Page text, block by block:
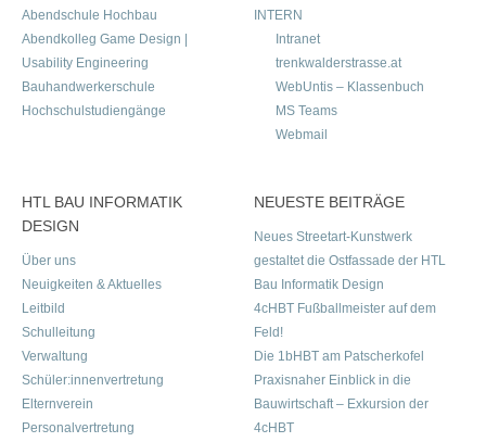
Abendschule Hochbau
Abendkolleg Game Design |
Usability Engineering
Bauhandwerkerschule
Hochschulstudiengänge
INTERN
Intranet
trenkwalderstrasse.at
WebUntis – Klassenbuch
MS Teams
Webmail
HTL BAU INFORMATIK
DESIGN
Über uns
Neuigkeiten & Aktuelles
Leitbild
Schulleitung
Verwaltung
Schüler:innenvertretung
Elternverein
Personalvertretung
NEUESTE BEITRÄGE
Neues Streetart-Kunstwerk
gestaltet die Ostfassade der HTL
Bau Informatik Design
4cHBT Fußballmeister auf dem
Feld!
Die 1bHBT am Patscherkofel
Praxisnaher Einblick in die
Bauwirtschaft – Exkursion der
4cHBT